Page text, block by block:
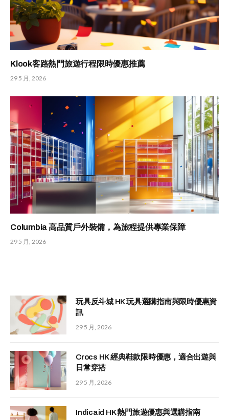
Klook客路熱門旅遊行程限時優惠推薦
29 5 月, 2026
Columbia 高品質戶外裝備，為旅程提供專業保障
29 5 月, 2026
玩具反斗城 HK 玩具選購指南與限時優惠資
訊
29 5 月, 2026
Crocs HK 經典鞋款限時優惠，適合出遊與
日常穿搭
29 5 月, 2026
Indicaid HK 熱門旅遊優惠與選購指南